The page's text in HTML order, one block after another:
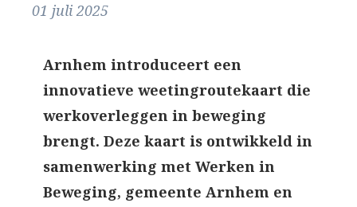
01 juli 2025
Arnhem introduceert een
innovatieve weetingroutekaart die
werkoverleggen in beweging
brengt. Deze kaart is ontwikkeld in
samenwerking met Werken in
Beweging, gemeente Arnhem en